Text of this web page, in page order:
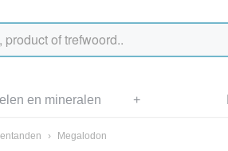
en mineralen +
› Megalodon